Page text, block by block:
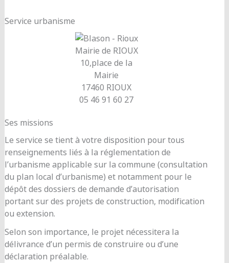
Service urbanisme
Mairie de RIOUX
10,place de la
Mairie
17460 RIOUX
05 46 91 60 27
Ses missions
Le service se tient à votre disposition pour tous
renseignements liés à la réglementation de
l’urbanisme applicable sur la commune (consultation
du plan local d’urbanisme) et notamment pour le
dépôt des dossiers de demande d’autorisation
portant sur des projets de construction, modification
ou extension.
Selon son importance, le projet nécessitera la
délivrance d’un permis de construire ou d’une
déclaration préalable.